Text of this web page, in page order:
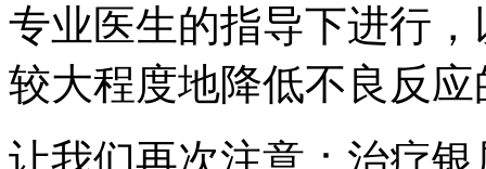
专业医生的指导下进行
较大程度地降低不良反
让我们再次注意：治疗